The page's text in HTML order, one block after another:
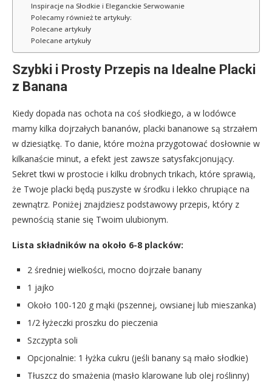
Inspiracje na Słodkie i Eleganckie Serwowanie
Polecamy również te artykuły:
Polecane artykuły
Polecane artykuły
Szybki i Prosty Przepis na Idealne Placki
z Banana
Kiedy dopada nas ochota na coś słodkiego, a w lodówce
mamy kilka dojrzałych bananów, placki bananowe są strzałem
w dziesiątkę. To danie, które można przygotować dosłownie w
kilkanaście minut, a efekt jest zawsze satysfakcjonujący.
Sekret tkwi w prostocie i kilku drobnych trikach, które sprawią,
że Twoje placki będą puszyste w środku i lekko chrupiące na
zewnątrz. Poniżej znajdziesz podstawowy przepis, który z
pewnością stanie się Twoim ulubionym.
Lista składników na około 6-8 placków:
2 średniej wielkości, mocno dojrzałe banany
1 jajko
Około 100-120 g mąki (pszennej, owsianej lub mieszanka)
1/2 łyżeczki proszku do pieczenia
Szczypta soli
Opcjonalnie: 1 łyżka cukru (jeśli banany są mało słodkie)
Tłuszcz do smażenia (masło klarowane lub olej roślinny)